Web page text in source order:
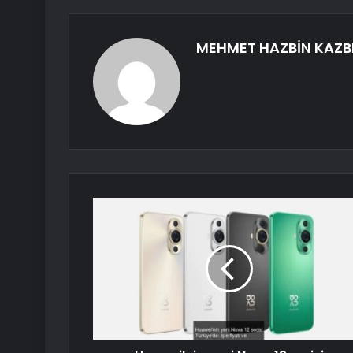
MEHMET HAZBİN